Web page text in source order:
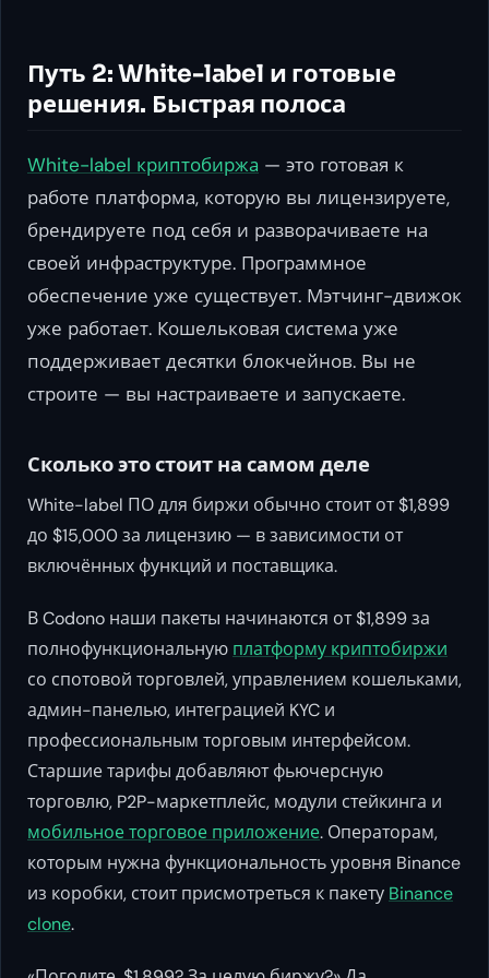
Путь 2: White-label и готовые
решения. Быстрая полоса
White-label криптобиржа — это готовая к
работе платформа, которую вы лицензируете,
брендируете под себя и разворачиваете на
своей инфраструктуре. Программное
обеспечение уже существует. Мэтчинг-движок
уже работает. Кошельковая система уже
поддерживает десятки блокчейнов. Вы не
строите — вы настраиваете и запускаете.
Сколько это стоит на самом деле
White-label ПО для биржи обычно стоит от $1,899
до $15,000 за лицензию — в зависимости от
включённых функций и поставщика.
В Codono наши пакеты начинаются от $1,899 за
полнофункциональную платформу криптобиржи
со спотовой торговлей, управлением кошельками,
админ-панелью, интеграцией KYC и
профессиональным торговым интерфейсом.
Старшие тарифы добавляют фьючерсную
торговлю, P2P-маркетплейс, модули стейкинга и
мобильное торговое приложение. Операторам,
которым нужна функциональность уровня Binance
из коробки, стоит присмотреться к пакету Binance
clone.